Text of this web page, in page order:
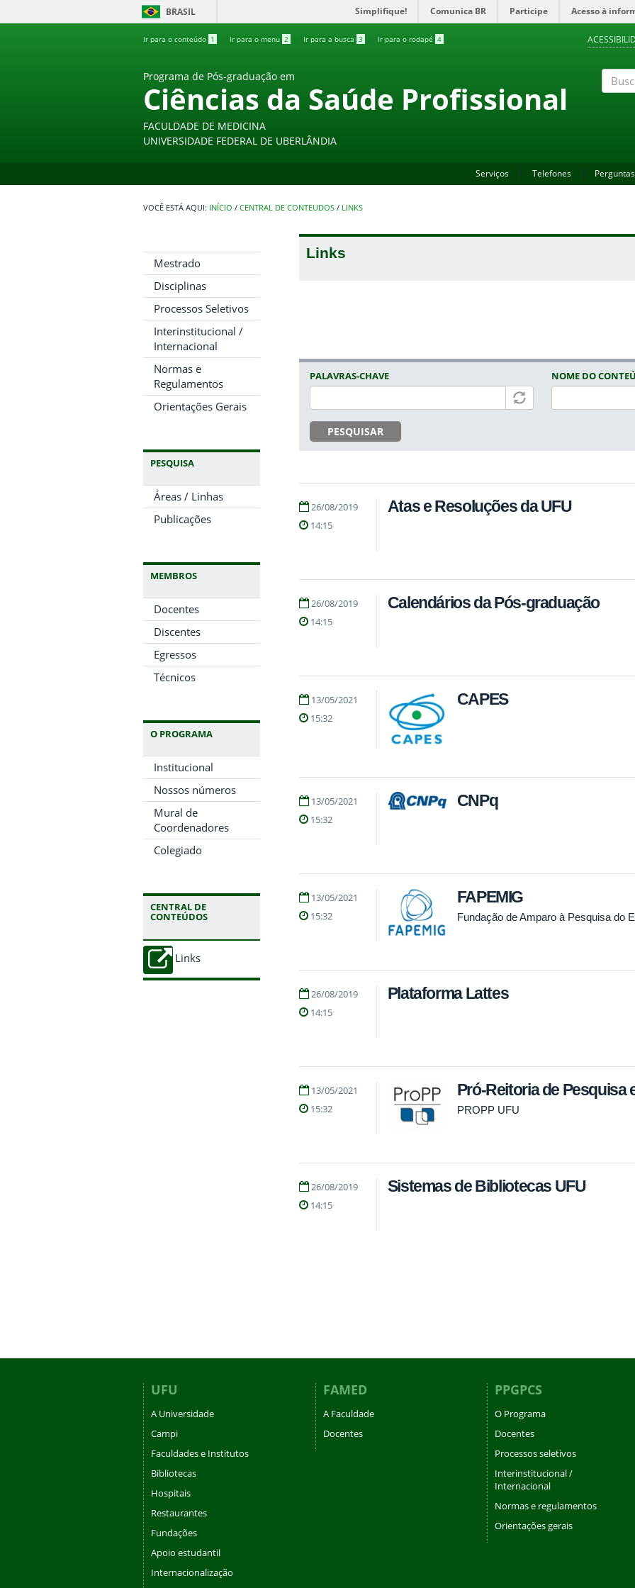
BRASIL Simplifique! Comunica BR Participe Acesso à
Ir para o conteúdo 1 Ir para o menu 2 Ir para a busca 3 Ir para o rodapé 4
Programa de Pós-graduação em
Ciências da Saúde Profissional
FACULDADE DE MEDICINA
UNIVERSIDADE FEDERAL DE UBERLÂNDIA
Serviços Telefones
INÍCIO / CENTRAL DE CONTEUDOS / LINKS
Mestrado
Disciplinas
Processos Seletivos
Interinstitucional /
Internacional
Normas e
Regulamentos
Orientações Gerais
PESQUISA
Áreas / Linhas
Publicações
MEMBROS
Docentes
Discentes
Egressos
Técnicos
O PROGRAMA
Institucional
Nossos números
Mural de
Coordenadores
Colegiado
CENTRAL DE
CONTEÚDOS
Links
Links
PALAVRAS-CHAVE
PESQUISAR
NOME DO
26/08/2019
14:15
Atas e Resoluções da UFU
26/08/2019
14:15
Calendários da Pós-graduação
13/05/2021
15:32
CAPES
13/05/2021
15:32
CNPq
13/05/2021
15:32
FAPEMIG
Fundação de Amparo à Pesquisa do
26/08/2019
14:15
Plataforma Lattes
13/05/2021
15:32
Pró-Reitoria de Pesquisa
PROPP UFU
26/08/2019
14:15
Sistemas de Bibliotecas UFU
UFU
A Universidade
Campi
Faculdades e Institutos
Bibliotecas
Hospitais
Restaurantes
Fundações
Apoio estudantil
Internacionalização
FAMED
A Faculdade
Docentes
PPGPCS
O Programa
Docentes
Processos seletivos
Interinstitucional /
Internacional
Normas e regulamentos
Orientações gerais